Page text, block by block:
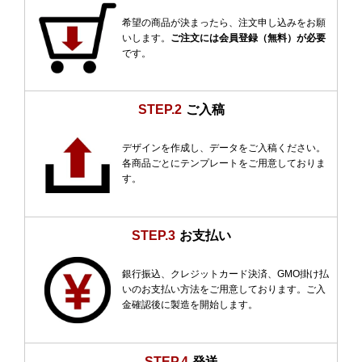
希望の商品が決まったら、注文申し込みをお願
いします。 ご注文には会員登録（無料）が必要
です。
STEP.2 ご入稿
デザインを作成し、データをご入稿ください。
各商品ごとにテンプレートをご用意しておりま
す。
STEP.3 お支払い
銀行振込、クレジットカード決済、GMO掛け払
いのお支払い方法をご用意しております。ご入
金確認後に製造を開始します。